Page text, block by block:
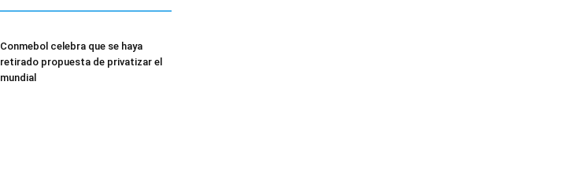
Conmebol celebra que se haya
retirado propuesta de privatizar el
mundial